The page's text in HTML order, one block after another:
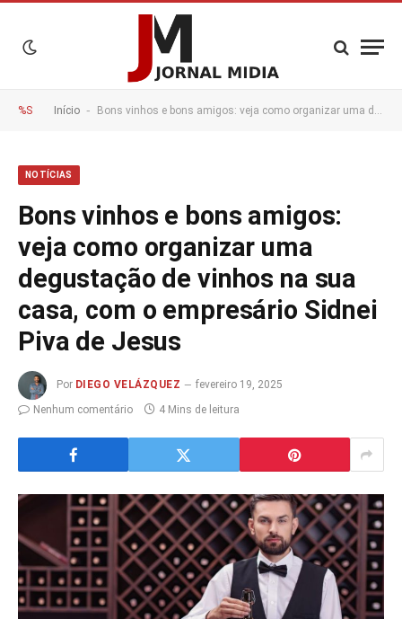
%S Início - Bons vinhos e bons amigos: veja como organizar uma degustação de vinhos na sua casa, com o empresário Sidnei Piva de Jesus
NOTÍCIAS
Bons vinhos e bons amigos:
veja como organizar uma
degustação de vinhos na sua
casa, com o empresário Sidnei
Piva de Jesus
Por DIEGO VELÁZQUEZ
fevereiro 19, 2025
Nenhum comentário
4 Mins de leitura